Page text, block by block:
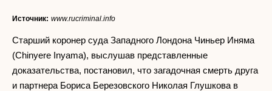
Источник: www.rucriminal.info
Старший коронер суда Западного Лондона Чиньер Иняма
(Chinyere Inyama), выслушав представленные
доказательства, постановил, что загадочная смерть друга
и партнера Бориса Березовского Николая Глушкова в